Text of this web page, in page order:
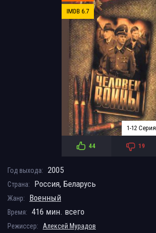
IMDB 6.7
1-12 Серия
44 19
Год выхода: 2005
Страна: Россия, Беларусь
Жанр: Военный
Время: 416 мин. всего
Режиссер:
Алексей Мурадов